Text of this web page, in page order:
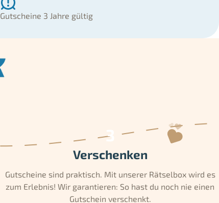
Gutscheine 3 Jahre gültig
Verschenken
Gutscheine sind praktisch. Mit unserer Rätselbox wird es
zum Erlebnis! Wir garantieren: So hast du noch nie einen
Gutschein verschenkt.